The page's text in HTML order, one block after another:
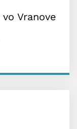
Vranove